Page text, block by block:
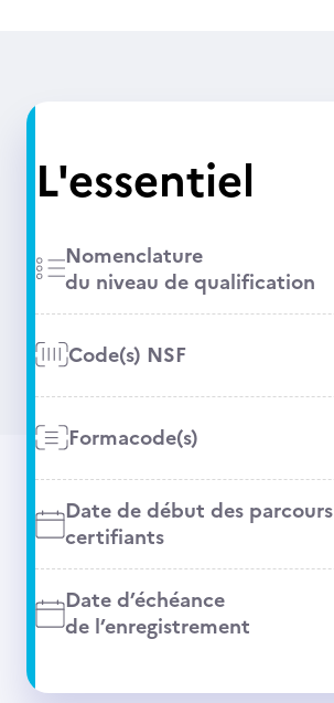
L'essentiel
Nomenclature
du niveau de qualification
Code(s) NSF
Formacode(s)
Date de début des parcours
certifiants
Date d’échéance
de l’enregistrement